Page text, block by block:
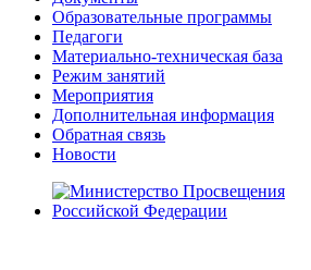
Образовательные программы
Педагоги
Материально-техническая база
Режим занятий
Мероприятия
Дополнительная информация
Обратная связь
Новости